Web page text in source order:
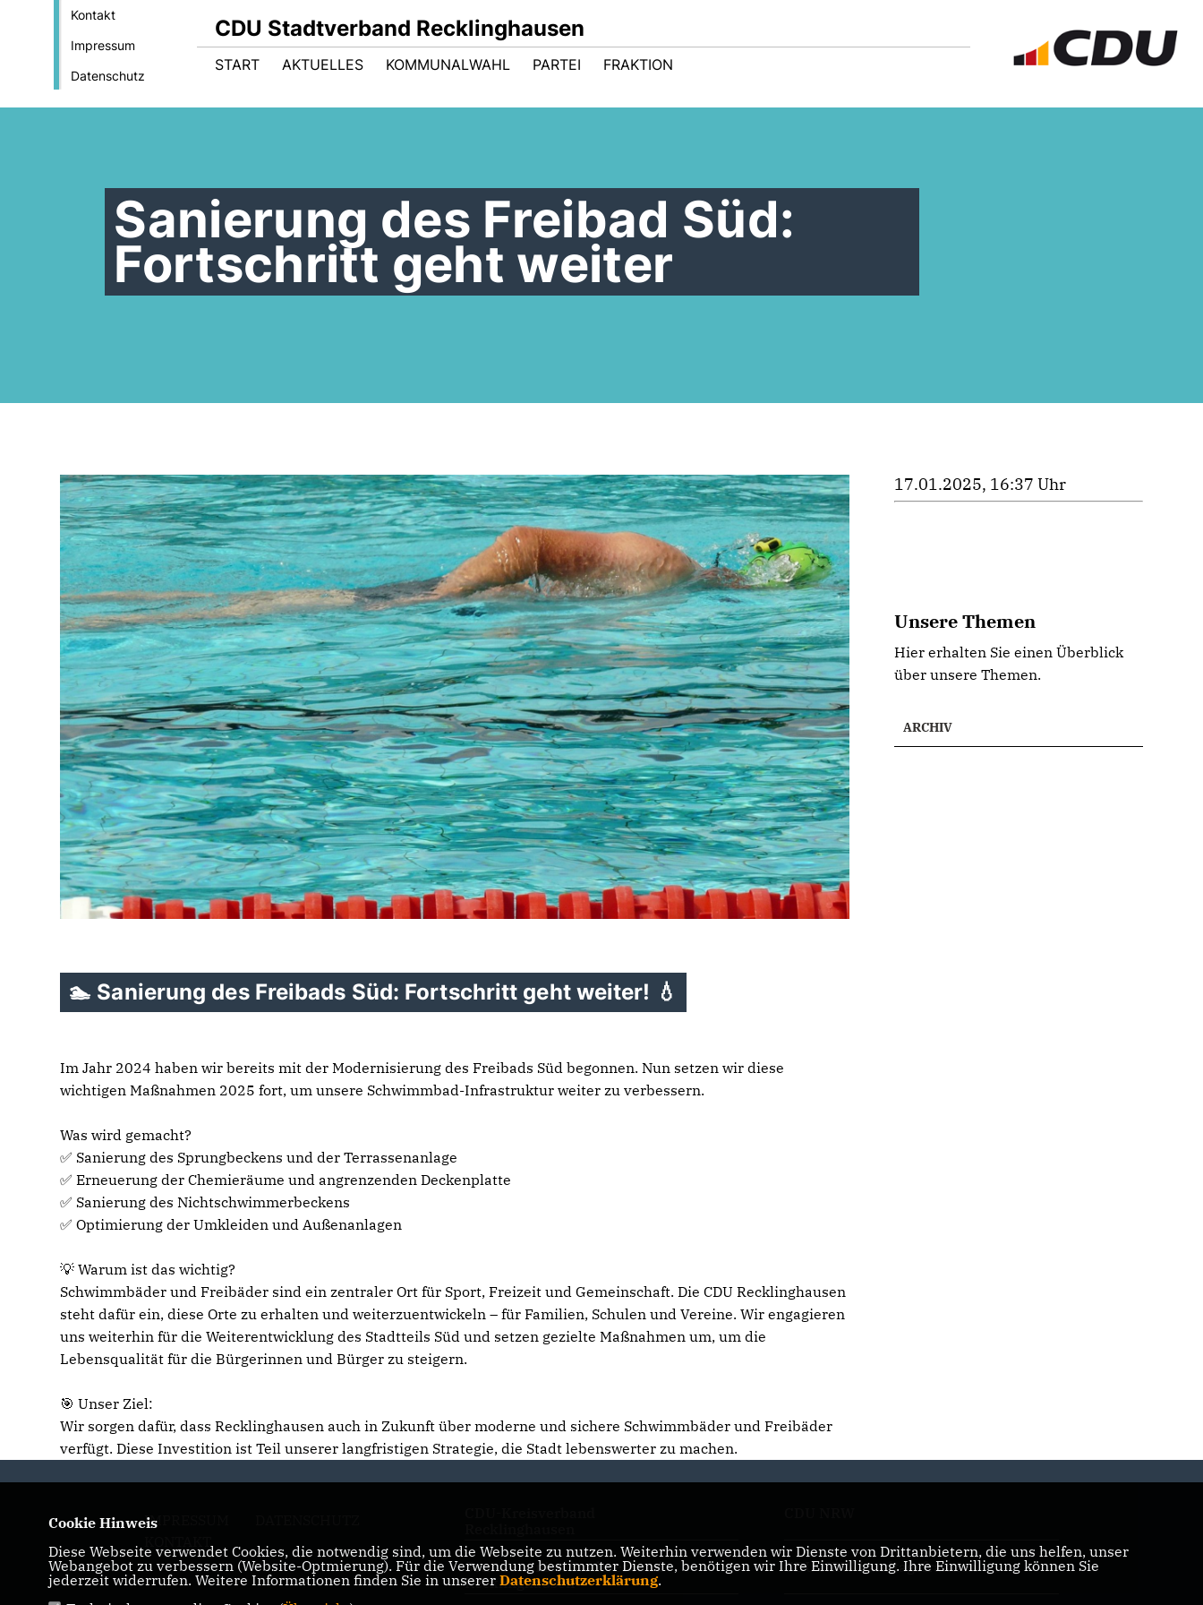
Kontakt
Impressum
Datenschutz
CDU Stadtverband Recklinghausen
START AKTUELLES KOMMUNALWAHL PARTEI FRAKTION
Sanierung des Freibad Süd:
Fortschritt geht weiter
🏊 Sanierung des Freibads Süd: Fortschritt geht weiter! 💧
Im Jahr 2024 haben wir bereits mit der Modernisierung des Freibads Süd begonnen. Nun setzen wir diese
wichtigen Maßnahmen 2025 fort, um unsere Schwimmbad-Infrastruktur weiter zu verbessern.
Was wird gemacht?
✅ Sanierung des Sprungbeckens und der Terrassenanlage
✅ Erneuerung der Chemieräume und angrenzenden Deckenplatte
✅ Sanierung des Nichtschwimmerbeckens
✅ Optimierung der Umkleiden und Außenanlagen
💡 Warum ist das wichtig?
Schwimmbäder und Freibäder sind ein zentraler Ort für Sport, Freizeit und Gemeinschaft. Die CDU Recklinghausen
steht dafür ein, diese Orte zu erhalten und weiterzuentwickeln – für Familien, Schulen und Vereine. Wir engagieren
uns weiterhin für die Weiterentwicklung des Stadtteils Süd und setzen gezielte Maßnahmen um, um die
Lebensqualität für die Bürgerinnen und Bürger zu steigern.
🎯 Unser Ziel:
Wir sorgen dafür, dass Recklinghausen auch in Zukunft über moderne und sichere Schwimmbäder und Freibäder
verfügt. Diese Investition ist Teil unserer langfristigen Strategie, die Stadt lebenswerter zu machen.
17.01.2025, 16:37 Uhr
Unsere Themen
Hier erhalten Sie einen Überblick
über unsere Themen.
ARCHIV
IMPRESSUM
KONTAKT
Seniorenunion Stadtverband
Recklinghausen
CDU NRW Landtagsfraktion
Cookie Hinweis
Diese Webseite verwendet Cookies, die notwendig sind, um die Webseite zu nutzen. Weiterhin verwenden wir Dienste von Drittanbietern, die uns helfen, unser
Webangebot zu verbessern (Website-Optmierung). Für die Verwendung bestimmter Dienste, benötigen wir Ihre Einwilligung. Ihre Einwilligung können Sie
jederzeit widerrufen. Weitere Informationen finden Sie in unserer Datenschutzerklärung.